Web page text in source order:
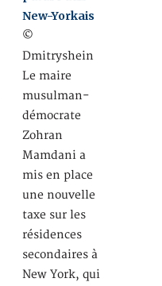
New-Yorkais
©
Dmitryshein
Le maire
musulman-
démocrate
Zohran
Mamdani a
mis en place
une nouvelle
taxe sur les
résidences
secondaires à
New York, qui